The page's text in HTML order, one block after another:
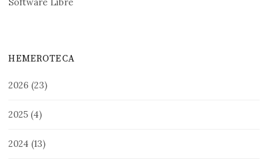
HEMEROTECA
2026 (23)
2025 (4)
2024 (13)